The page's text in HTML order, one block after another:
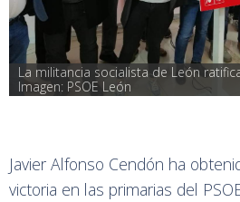
La militancia socialista de León
Imagen: PSOE León
Javier Alfonso Cendón ha
victoria en las primarias del